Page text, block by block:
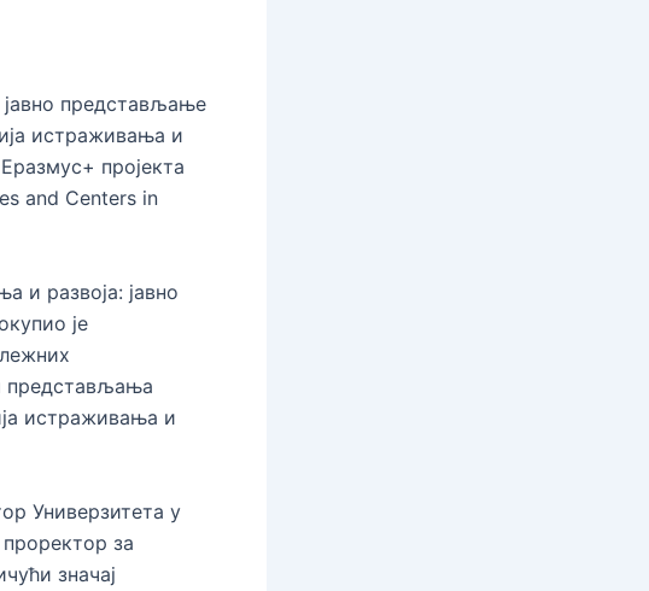
јавно представљање
истраживања и
пројекта
and Centers in
и развоја: јавно
је
представљања
истраживања и
Универзитета у
за
значај